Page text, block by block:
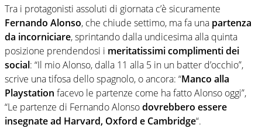
Tra i protagonisti assoluti di giornata c’è sicuramente
Fernando Alonso, che chiude settimo, ma fa una partenza
da incorniciare, sprintando dalla undicesima alla quinta
posizione prendendosi i meritatissimi complimenti dei
social: “Il mio Alonso, dalla 11 alla 5 in un batter d’occhio”,
scrive una tifosa dello spagnolo, o ancora: “Manco alla
Playstation facevo le partenze come ha fatto Alonso oggi”,
“Le partenze di Fernando Alonsodovrebbero essere
insegnate ad Harvard, Oxford e Cambridge“.